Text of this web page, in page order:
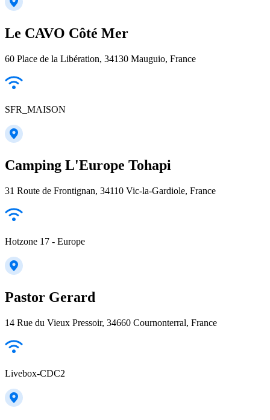
Le CAVO Côté Mer
60 Place de la Libération, 34130 Mauguio, France
SFR_MAISON
Camping L'Europe Tohapi
31 Route de Frontignan, 34110 Vic-la-Gardiole, France
Hotzone 17 - Europe
Pastor Gerard
14 Rue du Vieux Pressoir, 34660 Cournonterral, France
Livebox-CDC2